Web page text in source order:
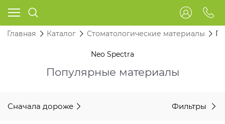
Главная Каталог Стоматологические материалы
Neo Spectra
Популярные материалы
Сначала дороже Фильтры